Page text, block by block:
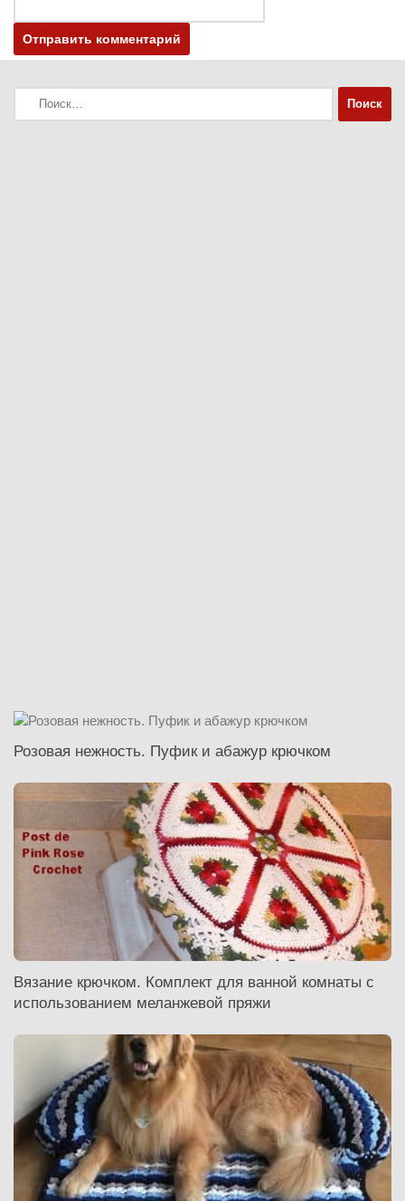
Найти:
Розовая нежность. Пуфик и абажур крючком
Вязание крючком. Комплект для ванной комнаты с
использованием меланжевой пряжи